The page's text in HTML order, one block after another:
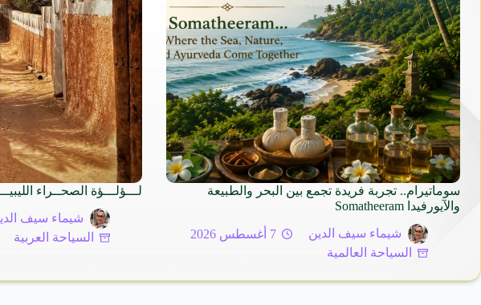
سوماتيرام.. تجربة فريدة تجمع بين البحر والطبيعة
والآيورفيدا Somatheeram
شيماء سيف الدين
7 أغسطس 2026
السياحة العالمية
لـــؤلـــؤة الصحــراء
شيماء سيف
السياحة العربية